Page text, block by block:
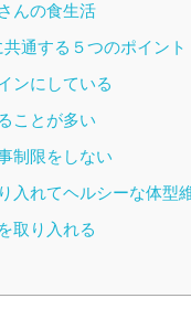
んの食生活
通する５つのポイント
ンにしている
ことが多い
制限をしない
入れてヘルシーな体型
取り入れる